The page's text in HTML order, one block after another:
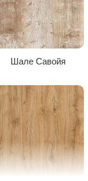
Оранжевий
Шале Савойя